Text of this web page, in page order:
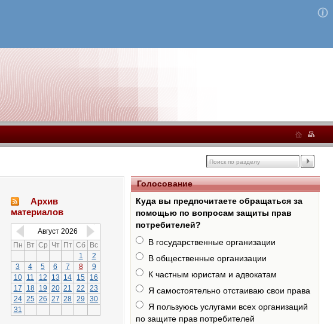
Архив
материалов
Август 2026
Пн Вт Ср Чт Пт Сб Вс
1
2
3
4 5 6 7 8
9
10
11 12 13 14 15
16
17
18 19 20 21 22
23
24 25 26 27 28 29
30
31
Голосование
Куда вы предпочитаете обращаться за
помощью по вопросам защиты прав
потребителей?
В государственные организации
В общественные организации
К частным юристам и адвокатам
Я самостоятельно отстаиваю свои права
Я пользуюсь услугами всех организаций
по защите прав потребителей